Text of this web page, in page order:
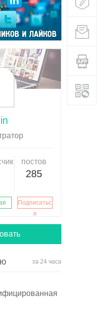
постов
285
Подписатьс
я
за 24 часа